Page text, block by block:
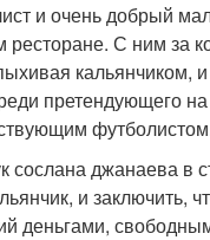
и очень добрый
С ним за
кальянчиком,
претендующего на
сослана джанаева
и заключить,
деньгами,